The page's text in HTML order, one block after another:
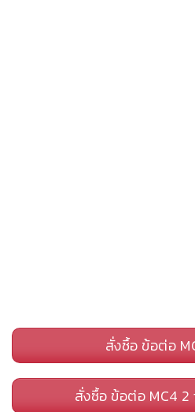
สั่งซื้อ ข้อต่อ
สั่งซื้อ ข้อต่อ MC4 2